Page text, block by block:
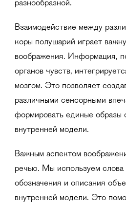
разнообразной.
Взаимодействие между
коры полушарий играет
воображения. Информация,
органов чувств,
мозгом. Это позволяет
различными сенсорными
формировать единые образы
внутренней модели.
Важным аспектом
речью. Мы используем слова
обозначения и описания
внутренней модели. Это